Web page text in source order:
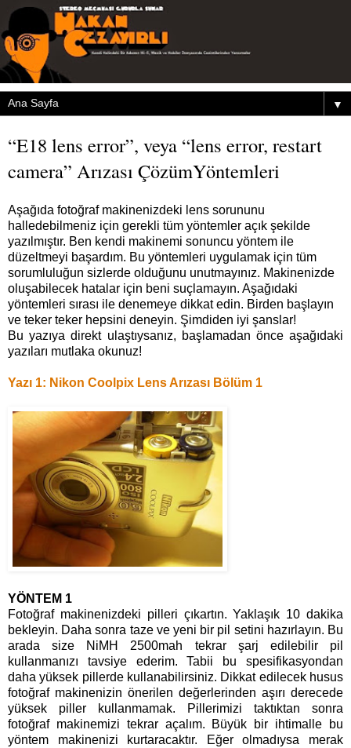
▼
“E18 lens error”, veya “lens error, restart
camera” Arızası ÇözümYöntemleri
Aşağıda fotoğraf makinenizdeki lens sorununu
halledebilmeniz için gerekli tüm yöntemler açık şekilde
yazılmıştır. Ben kendi makinemi sonuncu yöntem ile
düzeltmeyi başardım. Bu yöntemleri uygulamak için tüm
sorumluluğun sizlerde olduğunu unutmayınız. Makinenizde
oluşabilecek hatalar için beni suçlamayın. Aşağıdaki
yöntemleri sırası ile denemeye dikkat edin. Birden başlayın
ve teker teker hepsini deneyin. Şimdiden iyi şanslar!
Bu yazıya direkt ulaştıysanız, başlamadan önce aşağıdaki
yazıları mutlaka okunuz!
Yazı 1: Nikon Coolpix Lens Arızası Bölüm 1
YÖNTEM 1
Fotoğraf makinenizdeki pilleri çıkartın. Yaklaşık 10 dakika
bekleyin. Daha sonra taze ve yeni bir pil setini hazırlayın. Bu
arada size NiMH 2500mah tekrar şarj edilebilir pil
kullanmanızı tavsiye ederim. Tabii bu spesifikasyondan
daha yüksek pillerde kullanabilirsiniz. Dikkat edilecek husus
fotoğraf makinenizin önerilen değerlerinden aşırı derecede
yüksek piller kullanmamak. Pillerimizi taktıktan sonra
fotoğraf makinemizi tekrar açalım. Büyük bir ihtimalle bu
yöntem makinenizi kurtaracaktır. Eğer olmadıysa merak